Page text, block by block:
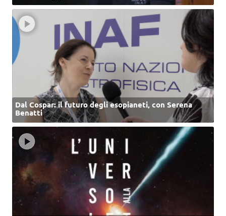
Dal Cospar: il futuro degli esopianeti, con Serena
Benatti